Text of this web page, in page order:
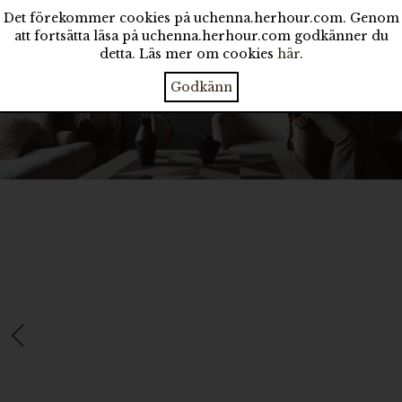
Det förekommer cookies på uchenna.herhour.com. Genom
att fortsätta läsa på uchenna.herhour.com godkänner du
detta. Läs mer om cookies här.
Godkänn